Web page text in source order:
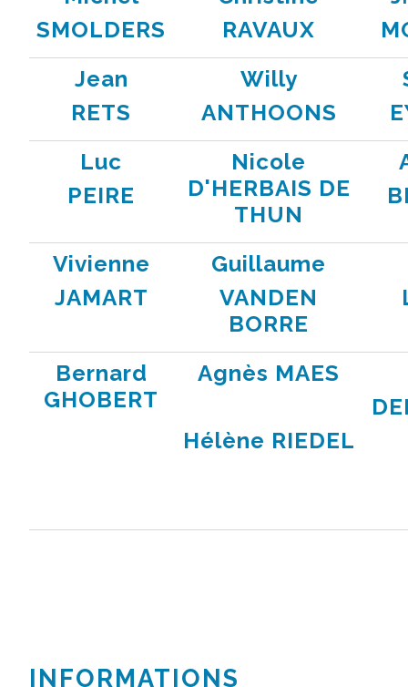
SMOLDERS
RAVAUX
Jean
RETS
Willy
ANTHOONS
Luc
PEIRE
Nicole
D'HERBAIS DE
THUN
Vivienne
JAMART
Guillaume
VANDEN
BORRE
Bernard
GHOBERT
Agnès MAES
Hélène RIEDEL
INFORMATIONS